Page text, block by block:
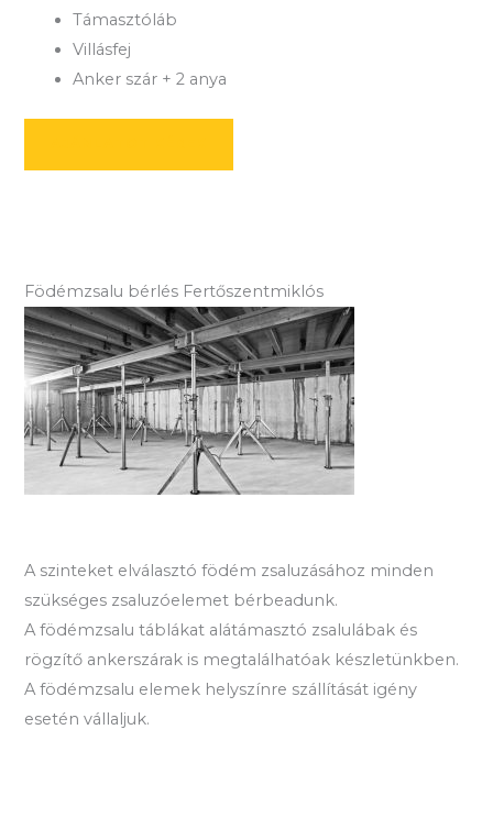
Támasztóláb
Villásfej
Anker szár + 2 anya
Födémzsalu bérlés Fertőszentmiklós
A szinteket elválasztó födém zsaluzásához minden
szükséges zsaluzóelemet bérbeadunk.
A födémzsalu táblákat alátámasztó zsalulábak és
rögzítő ankerszárak is megtalálhatóak készletünkben.
A födémzsalu elemek helyszínre szállítását igény
esetén vállaljuk.